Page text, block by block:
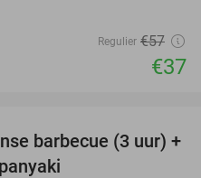
Regulier €57
€37
21%
barbecue (3 uur) +